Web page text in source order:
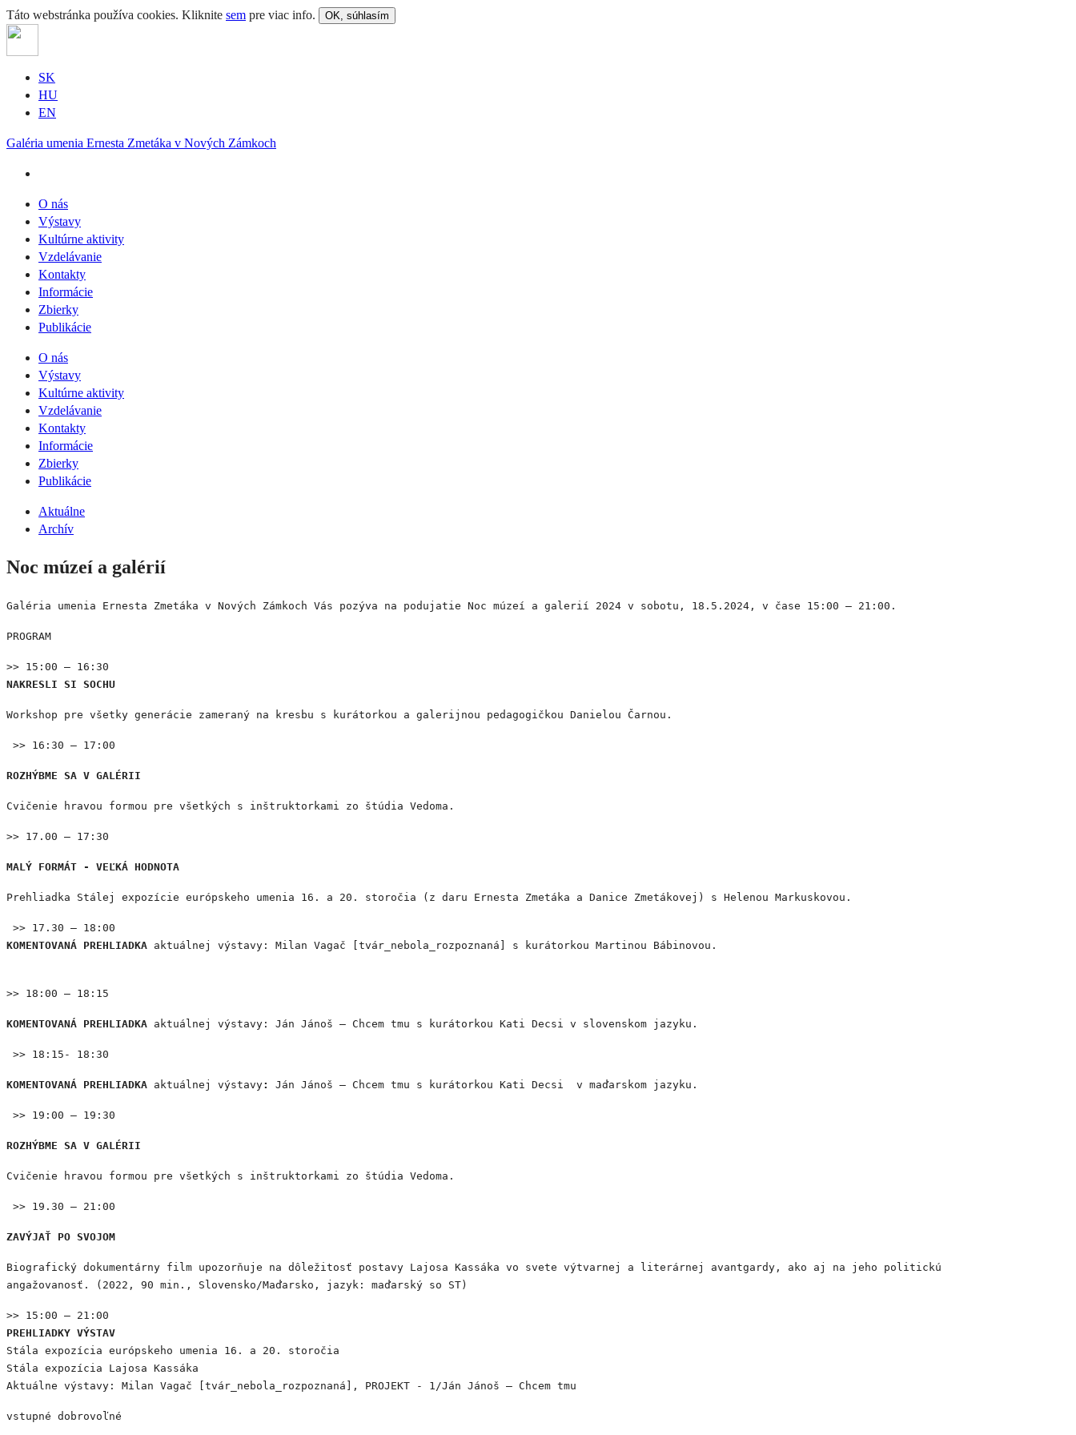
Táto webstránka používa cookies. Kliknite sem pre viac info. OK, súhlasím
SK
HU
EN
Galéria umenia Ernesta Zmetáka v Nových Zámkoch
O nás
Výstavy
Kultúrne aktivity
Vzdelávanie
Kontakty
Informácie
Zbierky
Publikácie
O nás
Výstavy
Kultúrne aktivity
Vzdelávanie
Kontakty
Informácie
Zbierky
Publikácie
Aktuálne
Archív
Noc múzeí a galérií
Galéria umenia Ernesta Zmetáka v Nových Zámkoch Vás pozýva na podujatie Noc múzeí a galerií 2024 v sobotu, 18.5.2024, v čase 15:00 – 21:00.
PROGRAM
>> 15:00 – 16:30
NAKRESLI SI SOCHU
Workshop pre všetky generácie zameraný na kresbu s kurátorkou a galerijnou pedagogičkou Danielou Čarnou.
>> 16:30 – 17:00
ROZHÝBME SA V GALÉRII
Cvičenie hravou formou pre všetkých s inštruktorkami zo štúdia Vedoma.
>> 17.00 – 17:30
MALÝ FORMÁT - VEĽKÁ HODNOTA
Prehliadka Stálej expozície európskeho umenia 16. a 20. storočia (z daru Ernesta Zmetáka a Danice Zmetákovej) s Helenou Markuskovou.
>> 17.30 – 18:00
KOMENTOVANÁ PREHLIADKA aktuálnej výstavy: Milan Vagač [tvár_nebola_rozpoznaná] s kurátorkou Martinou Bábinovou.
>> 18:00 – 18:15
KOMENTOVANÁ PREHLIADKA aktuálnej výstavy: Ján Jánoš – Chcem tmu s kurátorkou Kati Decsi v slovenskom jazyku.
>> 18:15- 18:30
KOMENTOVANÁ PREHLIADKA aktuálnej výstavy: Ján Jánoš – Chcem tmu s kurátorkou Kati Decsi v maďarskom jazyku.
>> 19:00 – 19:30
ROZHÝBME SA V GALÉRII
Cvičenie hravou formou pre všetkých s inštruktorkami zo štúdia Vedoma.
>> 19.30 – 21:00
ZAVÝJAŤ PO SVOJOM
Biografický dokumentárny film upozorňuje na dôležitosť postavy Lajosa Kassáka vo svete výtvarnej a literárnej avantgardy, ako aj na jeho politickú
angažovanosť. (2022, 90 min., Slovensko/Maďarsko, jazyk: maďarský so ST)
>> 15:00 – 21:00
PREHLIADKY VÝSTAV
Stála expozícia európskeho umenia 16. a 20. storočia
Stála expozícia Lajosa Kassáka
Aktuálne výstavy: Milan Vagač [tvár_nebola_rozpoznaná], PROJEKT - 1/Ján Jánoš – Chcem tmu
vstupné dobrovoľné